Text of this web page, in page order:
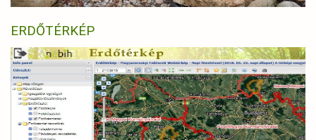
ERDŐTÉRKÉP